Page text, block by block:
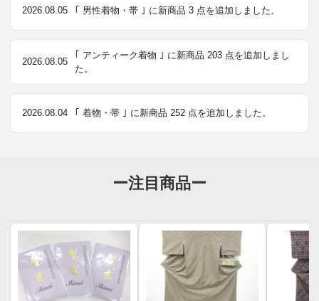
2026.08.05 ｢ 男性着物・帯 ｣ に新商品 3 点を追加しました。
2026.08.05
｢ アンティーク着物 ｣ に新商品 203 点を追加しまし
た。
2026.08.04 ｢ 着物・帯 ｣ に新商品 252 点を追加しました。
ー注目商品ー